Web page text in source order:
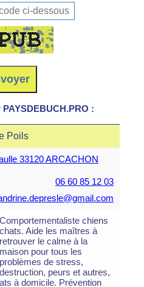
:
Poils
33120 ARCACHON
06 60 85 12 03
Comportementaliste chiens
chats. Aide les maîtres à
retrouver le calme à la
maison pour tous les
problèmes de stress,
destruction, peurs et autres,
à domicile. Prévention